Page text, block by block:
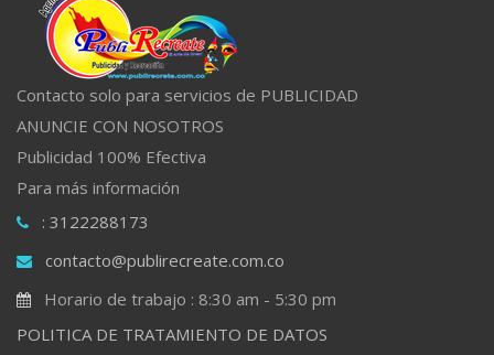
Contacto solo para servicios de PUBLICIDAD
ANUNCIE CON NOSOTROS
Publicidad 100% Efectiva
Para más información
: 3122288173
contacto@publirecreate.com.co
Horario de trabajo : 8:30 am - 5:30 pm
POLITICA DE TRATAMIENTO DE DATOS